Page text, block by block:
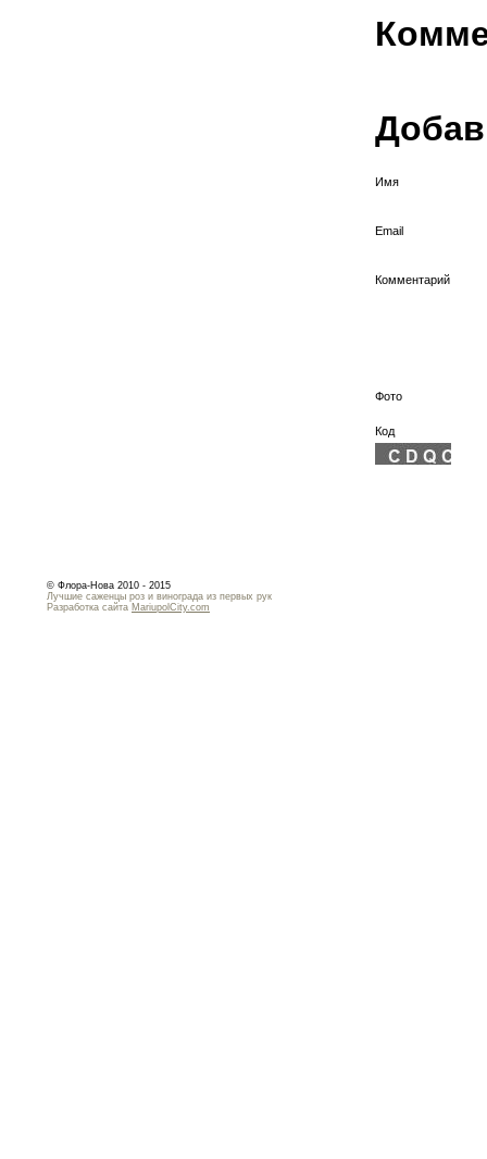
Имя
Email
Комментарий
Фото
Код
© Флора-Нова 2010 - 2015
Лучшие саженцы роз и винограда из первых рук
Разработка сайта MariupolCity.com